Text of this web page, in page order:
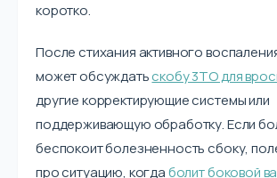
коротко.
После стихания активного
может обсуждатьскобу 3ТО для
другие корректирующие системы или
поддерживающую обработку. Если
беспокоит болезненность сбоку,
про ситуацию, когдаболит боковой